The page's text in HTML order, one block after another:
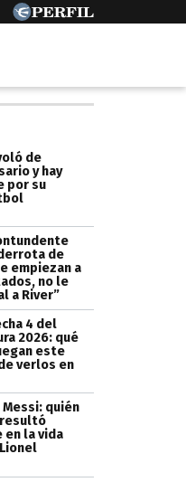
de
y hay
por su
de
empiezan a
no le
a River”
4 del
2026: qué
este
verlos en
Messi: quién
resultó
la vida